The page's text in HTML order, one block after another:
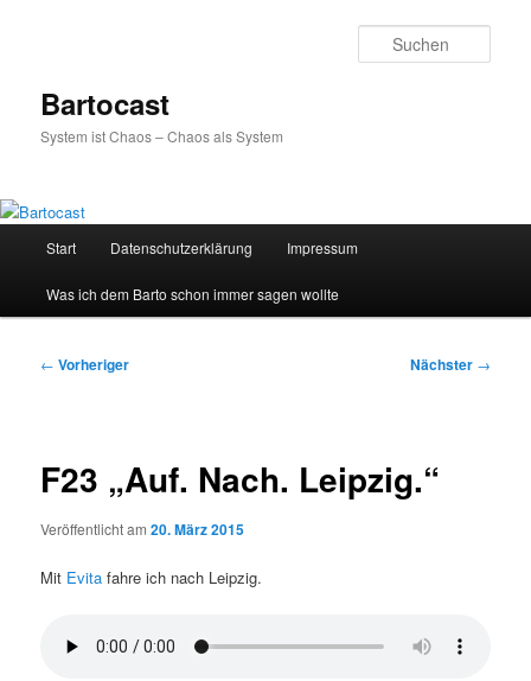
Bartocast
System ist Chaos – Chaos als System
Start Datenschutzerklärung Impressum
Was ich dem Barto schon immer sagen wollte
Beitragsnavigation
← Vorheriger Nächster →
F23 „Auf. Nach. Leipzig.“
Veröffentlicht am20. März 2015
Mit Evita fahre ich nach Leipzig.